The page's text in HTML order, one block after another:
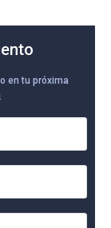
en tu próxima